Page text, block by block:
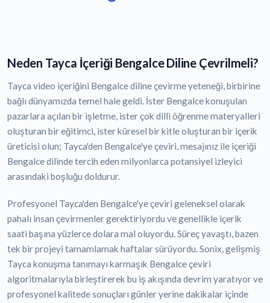
Neden Tayca İçeriği Bengalce Diline Çevrilmeli?
Tayca video içeriğini Bengalce diline çevirme yeteneği, birbirine
bağlı dünyamızda temel hale geldi. İster Bengalce konuşulan
pazarlara açılan bir işletme, ister çok dilli öğrenme materyalleri
oluşturan bir eğitimci, ister küresel bir kitle oluşturan bir içerik
üreticisi olun; Tayca'den Bengalce'ye çeviri, mesajınız ile içeriği
Bengalce dilinde tercih eden milyonlarca potansiyel izleyici
arasındaki boşluğu doldurur.
Profesyonel Tayca'den Bengalce'ye çeviri geleneksel olarak
pahalı insan çevirmenler gerektiriyordu ve genellikle içerik
saati başına yüzlerce dolara mal oluyordu. Süreç yavaştı, bazen
tek bir projeyi tamamlamak haftalar sürüyordu. Sonix, gelişmiş
Tayca konuşma tanımayı karmaşık Bengalce çeviri
algoritmalarıyla birleştirerek bu iş akışında devrim yaratıyor ve
profesyonel kalitede sonuçları günler yerine dakikalar içinde